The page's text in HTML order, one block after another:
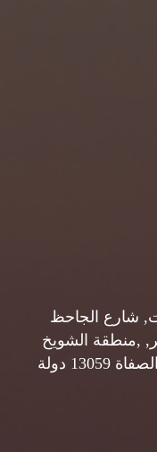
شارع الجاحظ
,منطقة الشويخ
الصحية قطعة 1 ص. ب. 5834 الصفاة 13059 دولة